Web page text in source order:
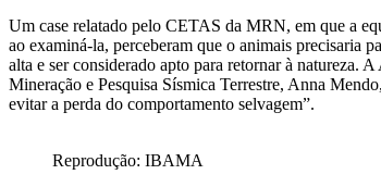
Um case relatado pelo CETAS da MRN, em que a
ao examiná-la, perceberam que o animais precisaria
alta e ser considerado apto para retornar à natureza.
Mineração e Pesquisa Sísmica Terrestre, Anna
evitar a perda do comportamento selvagem”.
Reprodução: IBAMA